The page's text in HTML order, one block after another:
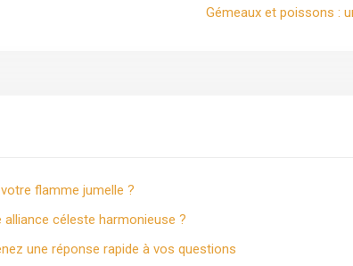
Gémeaux et poissons :
flamme jumelle ?
alliance céleste harmonieuse ?
une réponse rapide à vos questions